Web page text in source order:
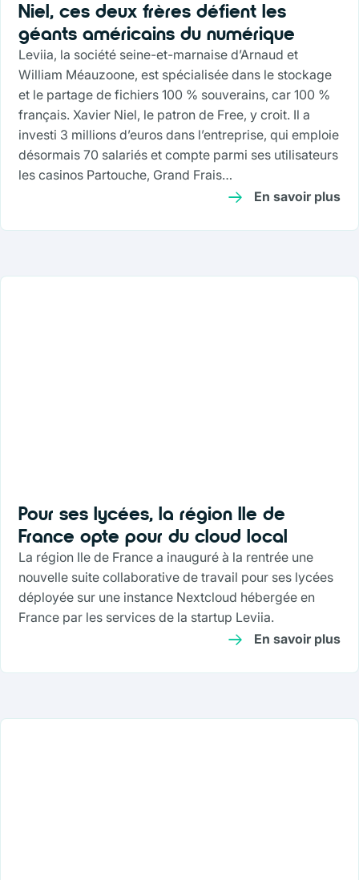
Niel, ces deux frères défient les
géants américains du numérique
Leviia, la société seine-et-marnaise d’Arnaud et
William Méauzoone, est spécialisée dans le stockage
et le partage de fichiers 100 % souverains, car 100 %
français. Xavier Niel, le patron de Free, y croit. Il a
investi 3 millions d’euros dans l’entreprise, qui emploie
désormais 70 salariés et compte parmi ses utilisateurs
les casinos Partouche, Grand Frais…
En savoir plus
Pour ses lycées, la région Ile de
France opte pour du cloud local
La région Ile de France a inauguré à la rentrée une
nouvelle suite collaborative de travail pour ses lycées
déployée sur une instance Nextcloud hébergée en
France par les services de la startup Leviia.
En savoir plus